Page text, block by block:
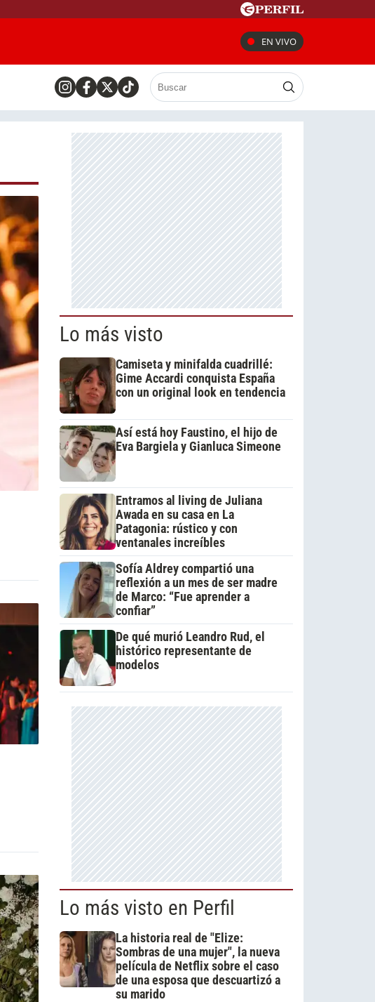
EN VIVO
Lo más visto
Camiseta y minifalda cuadrillé:
Gime Accardi conquista España
con un original look en tendencia
Así está hoy Faustino, el hijo de
Eva Bargiela y Gianluca Simeone
Entramos al living de Juliana
Awada en su casa en La
Patagonia: rústico y con
ventanales increíbles
Sofía Aldrey compartió una
reflexión a un mes de ser madre
de Marco: “Fue aprender a
confiar”
De qué murió Leandro Rud, el
histórico representante de
modelos
Lo más visto en Perfil
La historia real de "Elize:
Sombras de una mujer", la nueva
película de Netflix sobre el caso
de una esposa que descuartizó a
su marido